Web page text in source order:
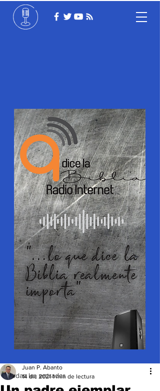
Entrada
Todas las entradas
Juan P. Abanto
14 dic 2021 1 min de lectura